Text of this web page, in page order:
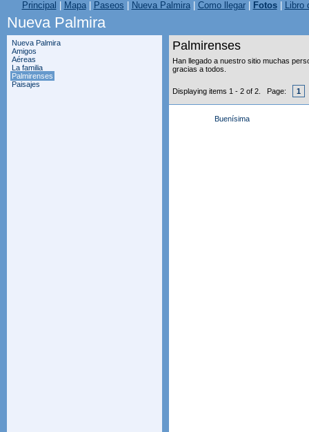
Principal Mapa| Paseos Nueva Palmira| Como llegar| Fotos Libro
Nueva Palmira
Nueva Palmira
Amigos
Aéreas
La familia
Palmirenses
Paisajes
Palmirenses
Han llegado a nuestro sitio muchas
gracias a todos.
Displaying items 1 - 2 of 2. Page: 1
Buenísima